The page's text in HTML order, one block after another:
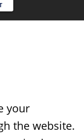
your
the website.